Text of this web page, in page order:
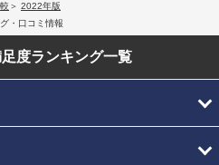
2022年版
・口コミ情報
度ランキング一覧